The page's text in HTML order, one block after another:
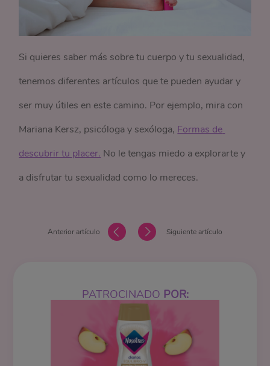
Si quieres saber más sobre tu cuerpo y tu sexualidad,
tenemos diferentes artículos que te pueden ayudar y
ser muy útiles en este camino. Por ejemplo, mira con
Mariana Kersz, psicóloga y sexóloga, Formas de
descubrir tu placer. No le tengas miedo a explorarte y
a disfrutar tu sexualidad como lo mereces.
Anterior artículo Siguiente artículo
PATROCINADO POR: